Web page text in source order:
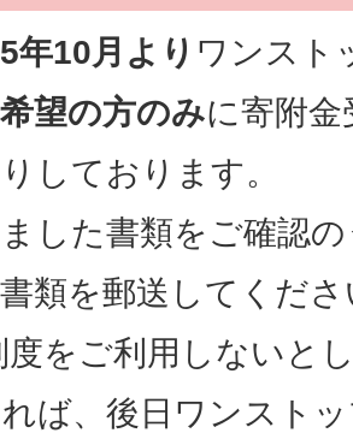
年10月より ワンスト
望の方のみに寄附
しております。
した書類をご確認
類を郵送してくだ
度をご利用しないと
ば、後日ワンスト